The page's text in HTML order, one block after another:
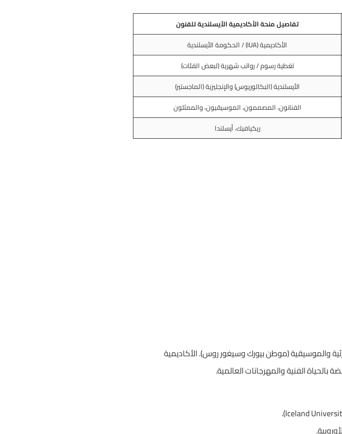
تفاصيل منحة الأكاديمية الأيسلندية للفنون
الأكاديمية (IUA) / الحكومة الأيسلندية
تغطية رسوم / رواتب شهرية (لبعض الفئات)
الأيسلندية (البكالوريوس) والإنجليزية (الماجستير)
الفنانون، المصممون، الموسيقيون، والممثلون
ريكيافيك، أيسلندا
والموسيقية (موطن بيورك وسيغور روس). الأكاديمية
الفنية والمهرجانات العالمية.